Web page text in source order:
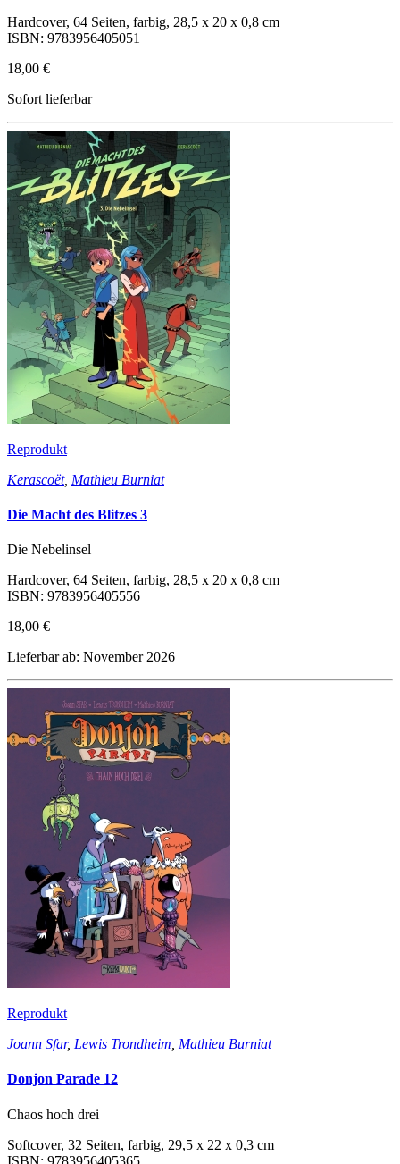
Hardcover, 64 Seiten, farbig, 28,5 x 20 x 0,8 cm
ISBN: 9783956405051
18,00 €
Sofort lieferbar
Reprodukt
Kerascoët, Mathieu Burniat
Die Macht des Blitzes 3
Die Nebelinsel
Hardcover, 64 Seiten, farbig, 28,5 x 20 x 0,8 cm
ISBN: 9783956405556
18,00 €
Lieferbar ab: November 2026
Reprodukt
Joann Sfar, Lewis Trondheim Mathieu Burniat
Donjon Parade 12
Chaos hoch drei
Softcover, 32 Seiten, farbig, 29,5 x 22 x 0,3 cm
ISBN: 9783956405365